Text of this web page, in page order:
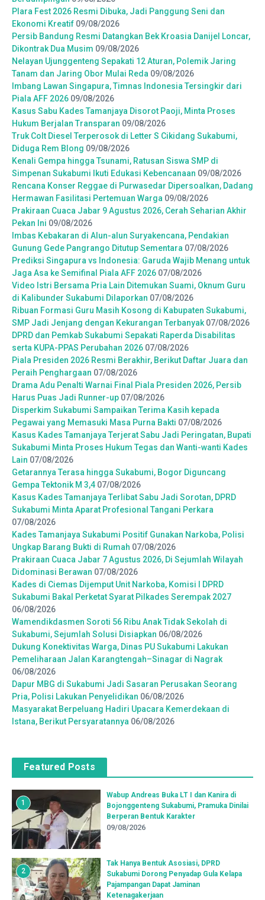
Plara Fest 2026 Resmi Dibuka, Jadi Panggung Seni dan
Ekonomi Kreatif 09/08/2026
Persib Bandung Resmi Datangkan Bek Kroasia Danijel Loncar,
Dikontrak Dua Musim 09/08/2026
Nelayan Ujunggenteng Sepakati 12 Aturan, Polemik Jaring
Tanam dan Jaring Obor Mulai Reda 09/08/2026
Imbang Lawan Singapura, Timnas Indonesia Tersingkir dari
Piala AFF 2026 09/08/2026
Kasus Sabu Kades Tamanjaya Disorot Paoji, Minta Proses
Hukum Berjalan Transparan 09/08/2026
Truk Colt Diesel Terperosok di Letter S Cikidang Sukabumi,
Diduga Rem Blong 09/08/2026
Kenali Gempa hingga Tsunami, Ratusan Siswa SMP di
Simpenan Sukabumi Ikuti Edukasi Kebencanaan 09/08/2026
Rencana Konser Reggae di Purwasedar Dipersoalkan, Dadang
Hermawan Fasilitasi Pertemuan Warga 09/08/2026
Prakiraan Cuaca Jabar 9 Agustus 2026, Cerah Seharian Akhir
Pekan Ini 09/08/2026
Imbas Kebakaran di Alun-alun Suryakencana, Pendakian
Gunung Gede Pangrango Ditutup Sementara 07/08/2026
Prediksi Singapura vs Indonesia: Garuda Wajib Menang untuk
Jaga Asa ke Semifinal Piala AFF 2026 07/08/2026
Video Istri Bersama Pria Lain Ditemukan Suami, Oknum Guru
di Kalibunder Sukabumi Dilaporkan 07/08/2026
Ribuan Formasi Guru Masih Kosong di Kabupaten Sukabumi,
SMP Jadi Jenjang dengan Kekurangan Terbanyak 07/08/2026
DPRD dan Pemkab Sukabumi Sepakati Raperda Disabilitas
serta KUPA-PPAS Perubahan 2026 07/08/2026
Piala Presiden 2026 Resmi Berakhir, Berikut Daftar Juara dan
Peraih Penghargaan 07/08/2026
Drama Adu Penalti Warnai Final Piala Presiden 2026, Persib
Harus Puas Jadi Runner-up 07/08/2026
Disperkim Sukabumi Sampaikan Terima Kasih kepada
Pegawai yang Memasuki Masa Purna Bakti 07/08/2026
Kasus Kades Tamanjaya Terjerat Sabu Jadi Peringatan, Bupati
Sukabumi Minta Proses Hukum Tegas dan Wanti-wanti Kades
Lain 07/08/2026
Getarannya Terasa hingga Sukabumi, Bogor Diguncang
Gempa Tektonik M 3,4 07/08/2026
Kasus Kades Tamanjaya Terlibat Sabu Jadi Sorotan, DPRD
Sukabumi Minta Aparat Profesional Tangani Perkara
07/08/2026
Kades Tamanjaya Sukabumi Positif Gunakan Narkoba, Polisi
Ungkap Barang Bukti di Rumah 07/08/2026
Prakiraan Cuaca Jabar 7 Agustus 2026, Di Sejumlah Wilayah
Didominasi Berawan 07/08/2026
Kades di Ciemas Dijemput Unit Narkoba, Komisi I DPRD
Sukabumi Bakal Perketat Syarat Pilkades Serempak 2027
06/08/2026
Wamendikdasmen Soroti 56 Ribu Anak Tidak Sekolah di
Sukabumi, Sejumlah Solusi Disiapkan 06/08/2026
Dukung Konektivitas Warga, Dinas PU Sukabumi Lakukan
Pemeliharaan Jalan Karangtengah–Sinagar di Nagrak
06/08/2026
Dapur MBG di Sukabumi Jadi Sasaran Perusakan Seorang
Pria, Polisi Lakukan Penyelidikan 06/08/2026
Masyarakat Berpeluang Hadiri Upacara Kemerdekaan di
Istana, Berikut Persyaratannya 06/08/2026
Featured Posts
1
Wabup Andreas Buka LT I dan Kanira di
Bojonggenteng Sukabumi, Pramuka Dinilai
Berperan Bentuk Karakter
09/08/2026
2
Tak Hanya Bentuk Asosiasi, DPRD
Sukabumi Dorong Penyadap Gula Kelapa
Pajampangan Dapat Jaminan
Ketenagakerjaan